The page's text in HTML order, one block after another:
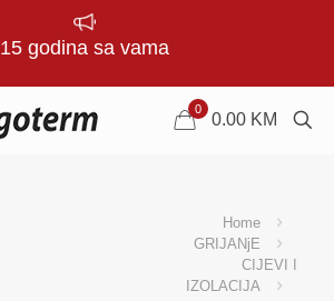
15 godina sa vama
0
0.00 KM
Home
GRIJANjE
CIJEVI I
IZOLACIJA